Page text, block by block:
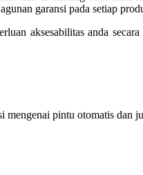
garansi pada setiap
aksesabilitas anda
mengenai pintu otomatis dan